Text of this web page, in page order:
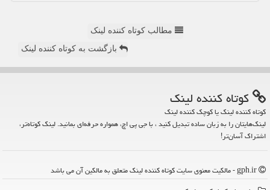
مطالب کوتاه کننده لینک
بازگشت به کوتاه کننده لینک
كوتاه كننده لینك
کوتاه کننده لینک یا کوچک کننده لینک
لینک‌هایتان را به زبان ساده تبدیل کنید ، با جی پی اچ، همواره حرفه‌ای بمانید. لینک کوتاه‌تر،
اشتراک آسان‌تر!